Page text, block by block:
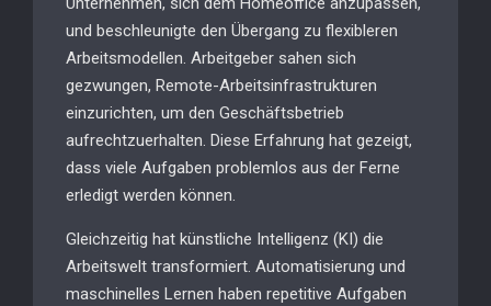
und beschleunigte den Übergang zu flexibleren
Arbeitsmodellen. Arbeitgeber sahen sich
gezwungen, Remote-Arbeitsinfrastrukturen
einzurichten, um den Geschäftsbetrieb
aufrechtzuerhalten. Diese Erfahrung hat gezeigt,
dass viele Aufgaben problemlos aus der Ferne
erledigt werden können.
Gleichzeitig hat künstliche Intelligenz (KI) die
Arbeitswelt transformiert. Automatisierung und
maschinelles Lernen haben repetitive Aufgaben